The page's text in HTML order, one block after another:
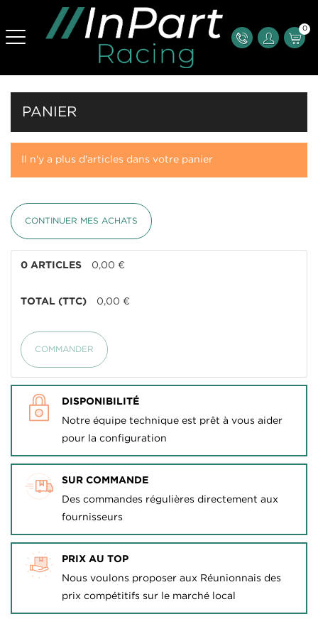
0
PANIER
Il n'y a plus d'articles dans votre panier
CONTINUER MES ACHATS
0 ARTICLES 0,00 €
TOTAL (TTC) 0,00 €
COMMANDER
DISPONIBILITÉ
Notre équipe technique est prêt à vous aider
pour la configuration
SUR COMMANDE
Des commandes régulières directement aux
fournisseurs
PRIX AU TOP
Nous voulons proposer aux Réunionnais des
prix compétitifs sur le marché local